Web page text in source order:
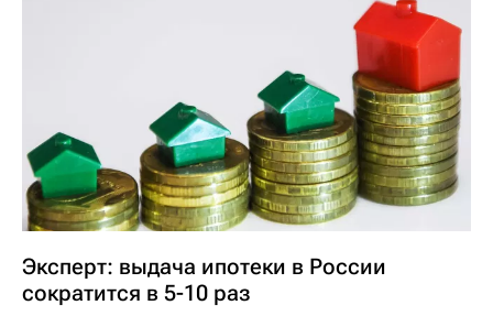
Эксперт: выдача ипотеки в России
сократится в 5-10 раз